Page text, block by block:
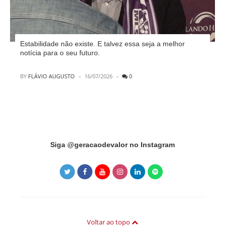
Estabilidade não existe. E talvez essa seja a melhor
notícia para o seu futuro.
POSTED
BY FLÁVIO AUGUSTO 16/07/2026 0
Instagram did not return a 200.
Siga @geracaodevalor no Instagram
Voltar ao topo